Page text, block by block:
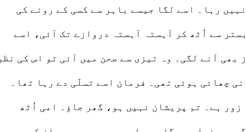
رہا۔ اسے لگا جیسے باہر سے کسی کے رونے کی
سے اُٹھ کر آہستہ آہستہ دروازے تک آئی، اسے
بھی آنے لگی۔ وہ تیزی سے صحن میں آئی تو اس کی نظر
چھائی ہوئی تھی۔ فرمان اسے تسلّی دے رہا تھا۔
ہے۔ تم پریشان نہیں ہو، گھر جاؤ۔ امی اُٹھ